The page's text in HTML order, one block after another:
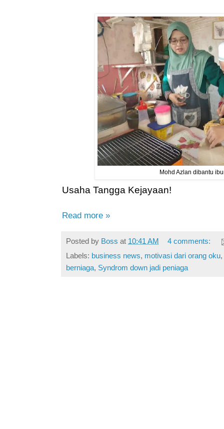
Mohd Azlan dibantu
Usaha Tangga Kejayaan!
Read more »
Posted by Boss at 10:41 AM
4 comments:
Labels: business news, motivasi dari orang oku,
berniaga, Syndrom down jadi peniaga